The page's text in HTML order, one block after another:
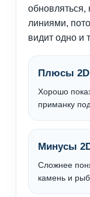
обновляться,
линиями,
видит одно и
Плюсы 2D
Хорошо
приманку
Минусы
Сложнее
камень и